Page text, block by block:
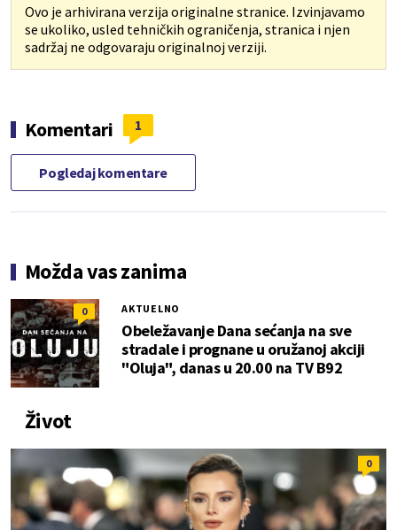
Ovo je arhivirana verzija originalne stranice. Izvinjavamo
se ukoliko, usled tehničkih ograničenja, stranica i njen
sadržaj ne odgovaraju originalnoj verziji.
Komentari 1
Pogledaj komentare
Možda vas zanima
0 AKTUELNO
Obeležavanje Dana sećanja na sve
stradale i prognane u oružanoj akciji
"Oluja", danas u 20.00 na TV B92
Život
0